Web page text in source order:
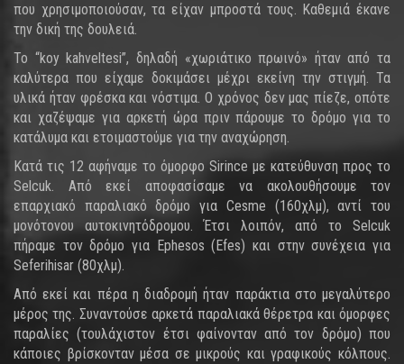
που χρησιμοποιούσαν, τα είχαν μπροστά τους. Καθεμιά έκανε
την δική της δουλειά.
Το “koy kahveltesi”, δηλαδή «χωριάτικο πρωινό» ήταν από τα
καλύτερα που είχαμε δοκιμάσει μέχρι εκείνη την στιγμή. Τα
υλικά ήταν φρέσκα και νόστιμα. Ο χρόνος δεν μας πίεζε, οπότε
και χαζέψαμε για αρκετή ώρα πριν πάρουμε το δρόμο για το
κατάλυμα και ετοιμαστούμε για την αναχώρηση.
Κατά τις 12 αφήναμε το όμορφο Sirince με κατεύθυνση προς το
Selcuk. Από εκεί αποφασίσαμε να ακολουθήσουμε τον
επαρχιακό παραλιακό δρόμο για Cesme (160χλμ), αντί του
μονότονου αυτοκινητόδρομου. Έτσι λοιπόν, από το Selcuk
πήραμε τον δρόμο για Εphesos (Efes) και στην συνέχεια για
Seferihisar (80χλμ).
Από εκεί και πέρα η διαδρομή ήταν παράκτια στο μεγαλύτερο
μέρος της. Συναντούσε αρκετά παραλιακά θέρετρα και όμορφες
παραλίες (τουλάχιστον έτσι φαίνονταν από τον δρόμο) που
κάποιες βρίσκονταν μέσα σε μικρούς και γραφικούς κόλπους.